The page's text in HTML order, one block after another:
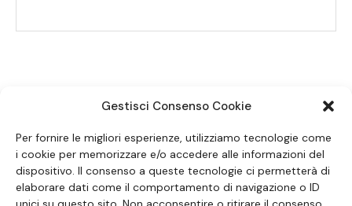
Gestisci Consenso Cookie
Per fornire le migliori esperienze, utilizziamo tecnologie come
i cookie per memorizzare e/o accedere alle informazioni del
dispositivo. Il consenso a queste tecnologie ci permetterà di
elaborare dati come il comportamento di navigazione o ID
SEGUICI SUI SOCIAL